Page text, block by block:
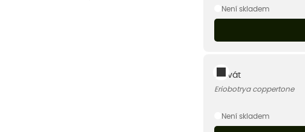
Není skladem
Lokvát
Eriobotrya coppertone
Není skladem